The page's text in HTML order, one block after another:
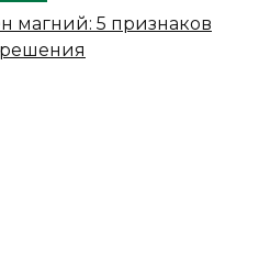
магний: 5 признаков
решения